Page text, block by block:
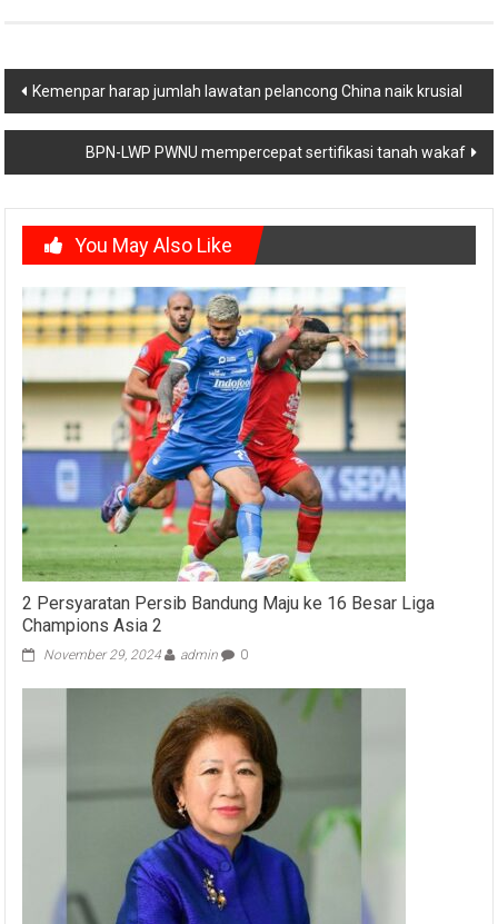
Post
navigation
Kemenpar harap jumlah lawatan pelancong China naik krusial
BPN-LWP PWNU mempercepat sertifikasi tanah wakaf
You May Also Like
2 Persyaratan Persib Bandung Maju ke 16 Besar Liga
Champions Asia 2
November 29, 2024 admin 0